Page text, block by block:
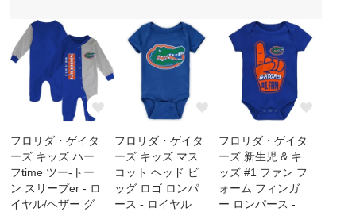
フロリダ・ゲイタ
ーズ キッズ ハー
フtime ツー-トー
ン スリープer - ロ
イヤル/ヘザー グ
フロリダ・ゲイタ
ーズ キッズ マス
コット ヘッド ビ
ッグ ロゴ ロンパ
ース - ロイヤル
フロリダ・ゲイタ
ーズ 新生児 & キ
ッズ #1 ファン フ
ォーム フィンガ
ー ロンパース -